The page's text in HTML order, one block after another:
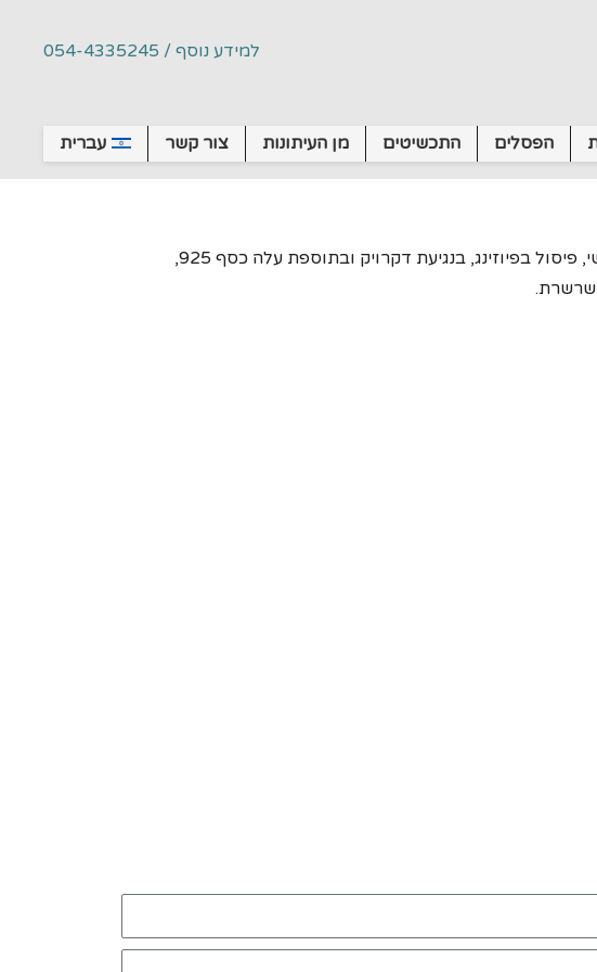
למידע נוסף / 054-4335245
הפסלים התכשיטים מן העיתונות צור קשר עברית
תליון בעיצוב אישי, פיסול בפיוזינג, בנגיעת דקרויק ובתוספת עלה כסף 925,